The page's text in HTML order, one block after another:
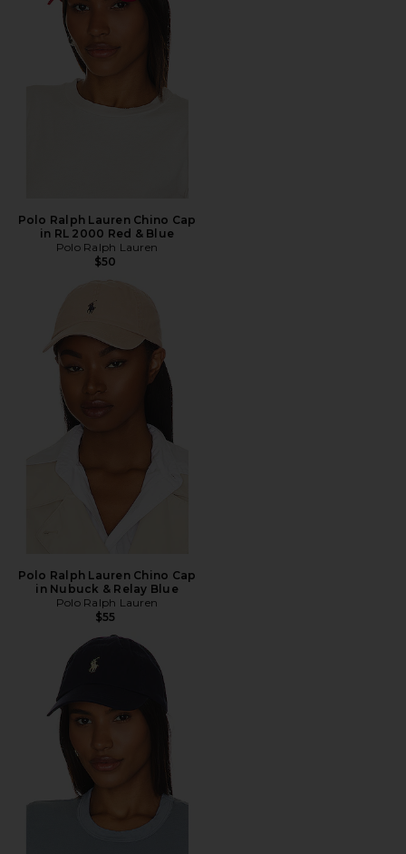
Polo Ralph Lauren Chino Cap
in RL 2000 Red & Blue
Polo Ralph Lauren
$50
Polo Ralph Lauren Chino Cap
in Nubuck & Relay Blue
Polo Ralph Lauren
$55